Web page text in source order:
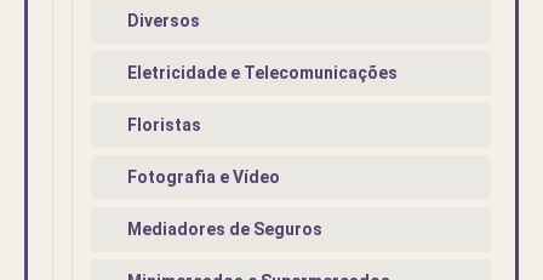
Diversos
Eletricidade e Telecomunicações
Floristas
Fotografia e Vídeo
Mediadores de Seguros